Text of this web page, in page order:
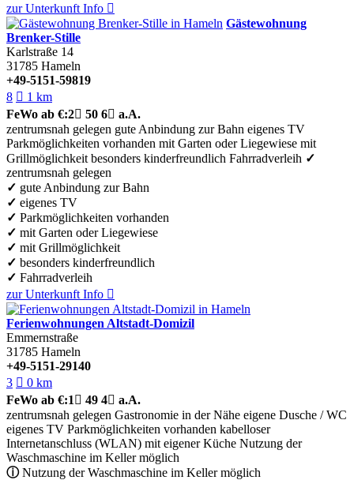
zur Unterkunft Info 
Gästewohnung
Brenker-Stille
Karlstraße 14
31785 Hameln
+49-5151-59819
8  1 km
FeWo ab €:2 50 6 a.A.
zentrumsnah gelegen gute Anbindung zur Bahn eigenes TV
Parkmöglichkeiten vorhanden mit Garten oder Liegewiese mit
Grillmöglichkeit besonders kinderfreundlich Fahrradverleih ✓
zentrumsnah gelegen
✓ gute Anbindung zur Bahn
✓ eigenes TV
✓ Parkmöglichkeiten vorhanden
✓ mit Garten oder Liegewiese
✓ mit Grillmöglichkeit
✓ besonders kinderfreundlich
✓ Fahrradverleih
zur Unterkunft Info 
Ferienwohnungen Altstadt-Domizil
Emmernstraße
31785 Hameln
+49-5151-29140
3  0 km
FeWo ab €:1  49 4 a.A.
zentrumsnah gelegen Gastronomie in der Nähe eigene Dusche / WC
eigenes TV Parkmöglichkeiten vorhanden kabelloser
Internetanschluss (WLAN) mit eigener Küche Nutzung der
Waschmaschine im Keller möglich
ⓘNutzung der Waschmaschine im Keller möglich